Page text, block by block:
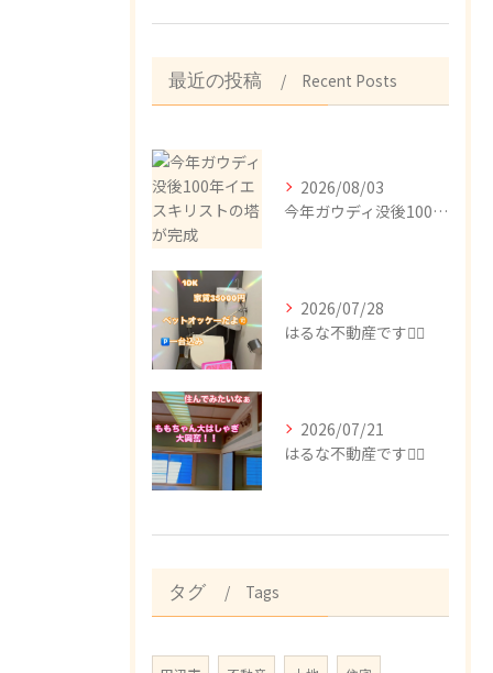
最近の投稿 Recent Posts
2026/08/03
今年ガウディ没後100年イエスキリストの塔が完成
2026/07/28
はるな不動産です🙂‍↕️
2026/07/21
はるな不動産です🙂‍↕️
タグ Tags